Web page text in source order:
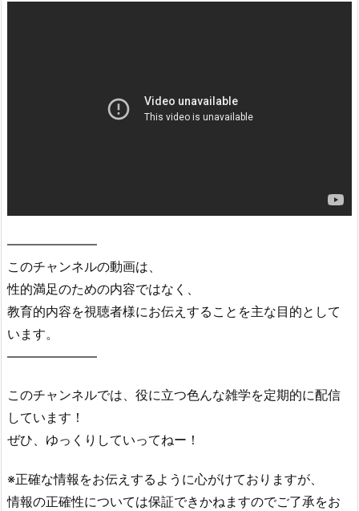
———————
このチャンネルの動画は、
性的満足のための内容ではなく、
教育的内容を視聴者様にお伝えすることを主な目的として
います。
———————
このチャンネルでは、役に立つ色んな雑学を定期的に配信
しています！
ぜひ、ゆっくりしていってねー！
※正確な情報をお伝えするように心がけておりますが、
情報の正確性については保証できかねますのでご了承をお